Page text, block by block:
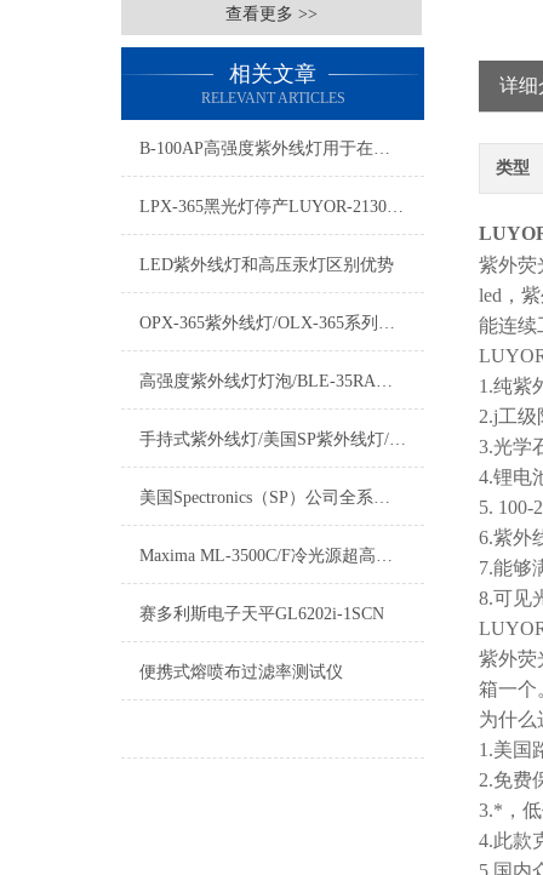
查看更多 >>
相关文章
RELEVANT ARTICLES
B-100AP高强度紫外线灯用于在线路搭乘制造，矿物学研究等
LPX-365黑光灯停产LUYOR-2130L替代
LED紫外线灯和高压汞灯区别优势
OPX-365紫外线灯/OLX-365系列黑光灯与区别
高强度紫外线灯灯泡/BLE-35RA紫外线灯泡/聚光型紫外线灯泡
手持式紫外线灯/美国SP紫外线灯/手持式黑光灯/手电筒式紫外灯
美国Spectronics（SP）公司全系列紫外线灯
Maxima ML-3500C/F冷光源超高强度紫外线灯
赛多利斯电子天平GL6202i-1SCN
便携式熔喷布过滤率测试仪
详细
类型
紫外荧
led，
能连续
1.纯紫
2.j工级
3.光学
4.锂电
5.
6.紫外
7.能够
8.可见
紫外荧
箱一个
为什么
1.美国
2.免费
3.*，
4.此款
5.国内